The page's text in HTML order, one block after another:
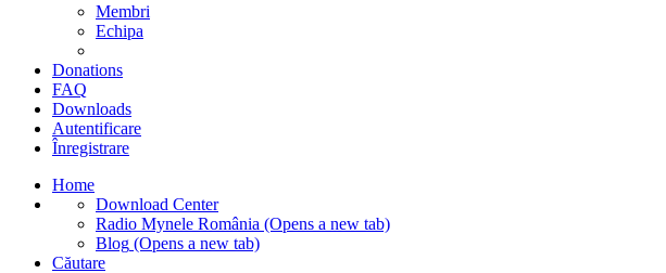
Membri
Echipa
Donations
FAQ
Downloads
Autentificare
Înregistrare
Home
Download Center
Radio Mynele România (Opens a new tab)
Blog (Opens a new tab)
Căutare